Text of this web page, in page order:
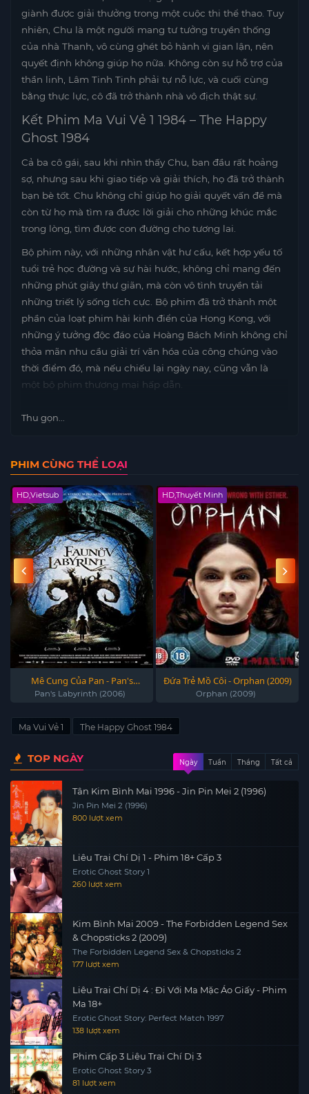
giành được giải thưởng trong một cuộc thi thể thao. Tuy
nhiên, Chu là một người mang tư tưởng truyền thống
của nhà Thanh, vô cùng ghét bỏ hành vi gian lận, nên
quyết định không giúp họ nữa. Không còn sự hỗ trợ của
thần linh, Lâm Tinh Tinh phải tự nỗ lực, và cuối cùng
bằng thực lực, cô đã trở thành nhà vô địch thật sự.
Kết Phim Ma Vui Vẻ 1 1984 – The Happy
Ghost 1984
Cả ba cô gái, sau khi nhìn thấy Chu, ban đầu rất hoảng
sợ, nhưng sau khi giao tiếp và giải thích, họ đã trở thành
bạn bè tốt. Chu không chỉ giúp họ giải quyết vấn đề mà
còn từ họ mà tìm ra được lời giải cho những khúc mắc
trong lòng, tìm được con đường cho tương lai.
Bộ phim này, với những nhân vật hư cấu, kết hợp yếu tố
tuổi trẻ học đường và sự hài hước, không chỉ mang đến
những phút giây thư giãn, mà còn vô tình truyền tải
những triết lý sống tích cực. Bộ phim đã trở thành một
phần của loạt phim hài kinh điển của Hong Kong, với
những ý tưởng độc đáo của Hoàng Bách Minh không chỉ
thỏa mãn nhu cầu giải trí văn hóa của công chúng vào
thời điểm đó, mà nếu chiếu lại ngày nay, cũng vẫn là
một bộ phim thương mại hấp dẫn.
Thu gọn...
PHIM CÙNG THỂ LOẠI
HD,Vietsub
Mê Cung Của Pan - Pan's
Labyrinth (2006)
Pan's Labyrinth (2006)
HD,Thuyết Minh
Đứa Trẻ Mồ Côi - Orphan (2009)
Orphan (2009)
Ma Vui Vẻ 1 The Happy Ghost 1984
TOP NGÀY Ngày Tuần Tháng Tất cả
Tân Kim Bình Mai 1996 - Jin Pin Mei 2 (1996)
Jin Pin Mei 2 (1996)
800 lượt xem
Liêu Trai Chí Dị 1 - Phim 18+ Cấp 3
Erotic Ghost Story 1
260 lượt xem
Kim Bình Mai 2009 - The Forbidden Legend Sex
& Chopsticks 2 (2009)
The Forbidden Legend Sex & Chopsticks 2
177 lượt xem
Liêu Trai Chí Dị 4 : Đi Với Ma Mặc Áo Giấy - Phim
Ma 18+
Erotic Ghost Story: Perfect Match 1997
138 lượt xem
Phim Cấp 3 Liêu Trai Chí Dị 3
Erotic Ghost Story 3
81 lượt xem